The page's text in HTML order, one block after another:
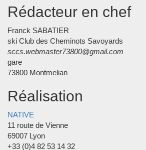
Rédacteur en chef
Franck SABATIER
ski Club des Cheminots Savoyards
sccs.webmaster73800@gmail.com
gare
73800 Montmelian
Réalisation
NATIVE
11 route de Vienne
69007 Lyon
+33 (0)4 82 53 14 32